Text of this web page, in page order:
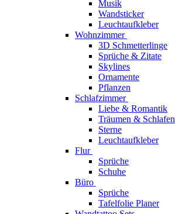
Musik
Wandsticker
Leuchtaufkleber
Wohnzimmer
3D Schmetterlinge
Sprüche & Zitate
Skylines
Ornamente
Pflanzen
Schlafzimmer
Liebe & Romantik
Träumen & Schlafen
Sterne
Leuchtaufkleber
Flur
Sprüche
Schuhe
Büro
Sprüche
Tafelfolie Planer